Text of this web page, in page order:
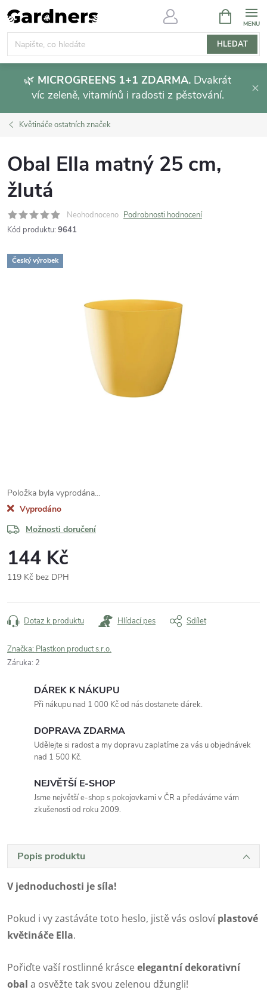
Přejít
na
obsah
HLEDAT
NÁKUPNÍ
KOŠÍK
🌿 MICROGREENS 1+1 ZDARMA. Dvakrát
víc zeleně, vitamínů i radosti z pěstování.
Květináče ostatních značek
Obal Ella matný 25 cm,
žlutá
Neohodnoceno Podrobnosti hodnocení
Kód produktu: 9641
Český výrobek
Položka byla vyprodána…
Vyprodáno
Možnosti doručení
144 Kč
119 Kč bez DPH
cena:
Dotaz k produktu Hlídací pes Sdílet
Značka: Plastkon product s.r.o.
Záruka: 2
DÁREK K NÁKUPU
Při nákupu nad 1 000 Kč od nás dostanete dárek.
DOPRAVA ZDARMA
Udělejte si radost a my dopravu zaplatíme za vás u objednávek
nad 1 500 Kč.
NEJVĚTŠÍ E-SHOP
Jsme největší e-shop s pokojovkami v ČR a předáváme vám
zkušenosti od roku 2009.
Popis produktu
V jednoduchosti je síla!
Pokud i vy zastáváte toto heslo, jistě vás osloví plastové
květináče Ella.
Pořiďte vaší rostlinné krásceelegantní dekorativní
obal a osvěžte tak svou zelenou džungli!